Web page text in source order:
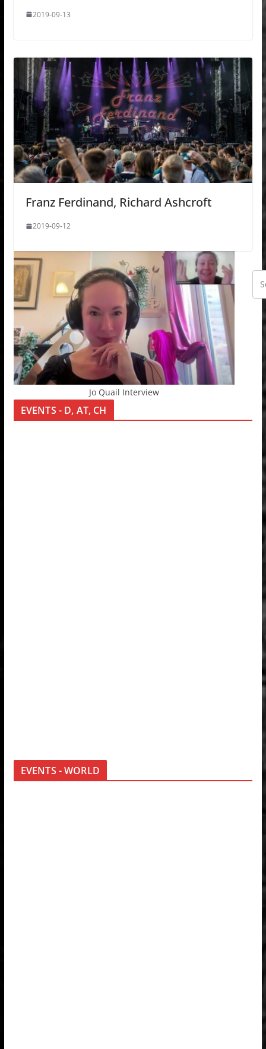
2019-09-13
Franz Ferdinand, Richard Ashcroft
2019-09-12
Jo Quail Interview
EVENTS - D, AT, CH
EVENTS - WORLD